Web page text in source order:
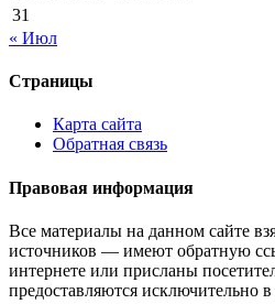
31
« Июл
Страницы
Карта сайта
Обратная связь
Правовая информация
Все материалы на данном сайте
источников — имеют обратную
интернете или присланы
предоставляются исключительно